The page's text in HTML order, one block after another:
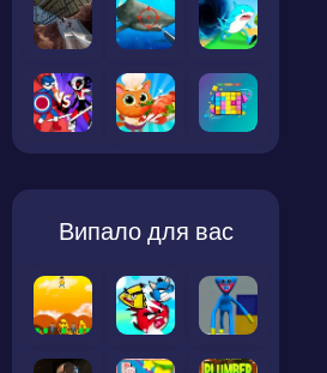
Випало для вас